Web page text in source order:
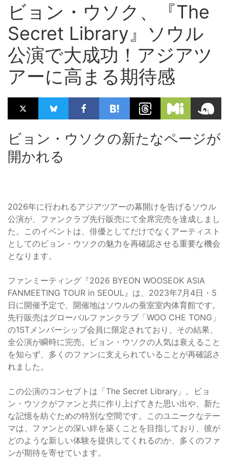
ビョン・ウソク、『The
Secret Library』ソウル
公演で大成功！アジアツ
アーに高まる期待感
ビョン・ウソクの新たなページが
開かれる
2026年に行われるアジアツアーの幕開けを告げるソウル
公演が、ファンクラブ先行販売にて全席完売を達成しまし
た。このイベントは、俳優としてだけでなくアーティスト
としてのビョン・ウソクの魅力を再確認させる重要な機会
となります。
ファンミーティング『2026 BYEON WOOSEOK ASIA
FANMEETING TOUR in SEOUL』は、2023年7月4日・5
日に開催予定で、開催地はソウルの蚕室室内体育館です。
先行販売はグローバルファンクラブ「WOO CHE TONG」
の1STメンバーシップ会員に限定されており、その結果、
全公演が瞬時に完売。ビョン・ウソクの人気は衰えること
を知らず、多くのファンに支えられていることが再確認さ
れました。
この公演のコンセプトは「The Secret Library」。ビョ
ン・ウソクがファンと共に作り上げてきた思い出や、新た
な記憶を紡ぐための特別な空間です。このユニークなテー
マは、ファンとの深い絆を築くことを目指しており、彼が
どのような新しい体験を提供してくれるのか、多くのファ
ンが期待を寄せています。